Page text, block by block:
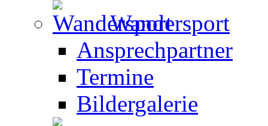
Wandersport
Ansprechpartner
Termine
Bildergalerie